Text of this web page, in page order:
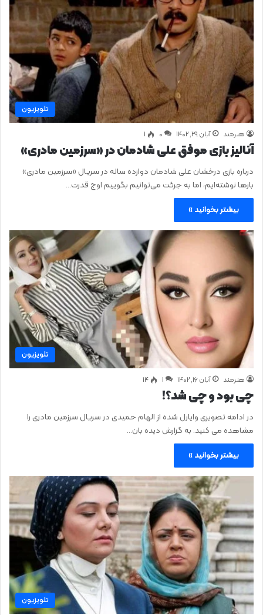
تلویزیون
هنرمند آبان ۲۹, ۱۴۰۲ 0 ۱
آنالیز بازی موفق علی شادمان در «سرزمین مادری»
درباره بازی درخشان علی شادمان دوازده ساله در سریال «سرزمین مادری»
بار‌ها نوشته‌ایم، اما به جرئت می‌توانیم بگوییم اوج قدرت…
بیشتر بخوانید »
تلویزیون
هنرمند آبان ۱۶, ۱۴۰۲ 1 ۱۴
چی بود و چی شد؟!
در ادامه تصویری وایارل شده از الهام حمیدی در سریال سرزمین مادری را
مشاهده می کنید. به گزارش دیده بان…
بیشتر بخوانید »
تلویزیون